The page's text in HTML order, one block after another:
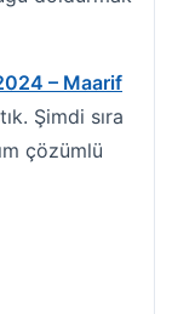
– Maarif
Şimdi sıra
çözümlü